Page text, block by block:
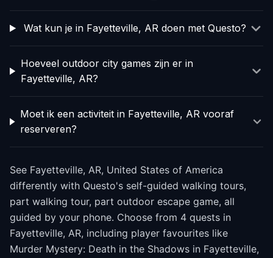
Wat kun je in Fayetteville, AR doen met Questo?
Hoeveel outdoor city games zijn er in
Fayetteville, AR?
Moet ik een activiteit in Fayetteville, AR vooraf
reserveren?
See Fayetteville, AR, United States of America
differently with Questo's self-guided walking tours,
part walking tour, part outdoor escape game, all
guided by your phone. Choose from 4 quests in
Fayetteville, AR, including player favourites like
Murder Mystery: Death in the Shadows in Fayetteville,